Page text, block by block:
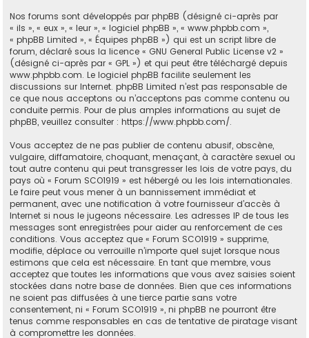
Nos forums sont développés par phpBB (désigné ci-après par
« ils », « eux », « leur », « logiciel phpBB », « www.phpbb.com »,
« phpBB Limited », « Équipes phpBB ») qui est un script libre de
forum, déclaré sous la licence « GNU General Public License v2 »
(désigné ci-après par « GPL ») et qui peut être téléchargé depuis
www.phpbb.com. Le logiciel phpBB facilite seulement les
discussions sur Internet. phpBB Limited n’est pas responsable de
ce que nous acceptons ou n’acceptons pas comme contenu ou
conduite permis. Pour de plus amples informations au sujet de
phpBB, veuillez consulter : https://www.phpbb.com/.
Vous acceptez de ne pas publier de contenu abusif, obscène,
vulgaire, diffamatoire, choquant, menaçant, à caractère sexuel ou
tout autre contenu qui peut transgresser les lois de votre pays, du
pays où « Forum SCO1919 » est hébergé ou les lois internationales.
Le faire peut vous mener à un bannissement immédiat et
permanent, avec une notification à votre fournisseur d’accès à
Internet si nous le jugeons nécessaire. Les adresses IP de tous les
messages sont enregistrées pour aider au renforcement de ces
conditions. Vous acceptez que « Forum SCO1919 » supprime,
modifie, déplace ou verrouille n’importe quel sujet lorsque nous
estimons que cela est nécessaire. En tant que membre, vous
acceptez que toutes les informations que vous avez saisies soient
stockées dans notre base de données. Bien que ces informations
ne soient pas diffusées à une tierce partie sans votre
consentement, ni « Forum SCO1919 », ni phpBB ne pourront être
tenus comme responsables en cas de tentative de piratage visant
à compromettre les données.